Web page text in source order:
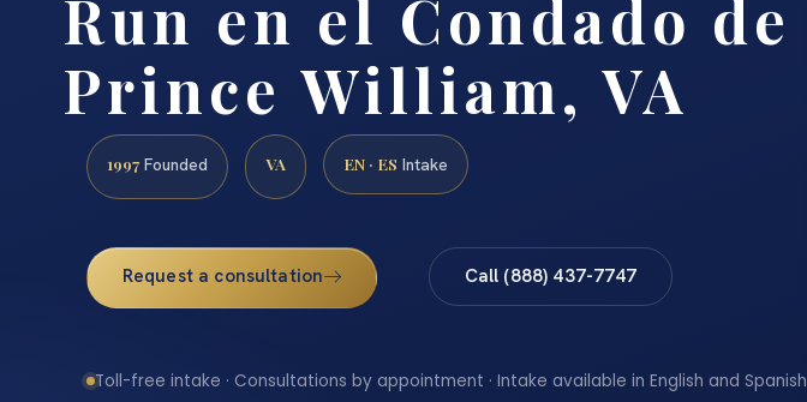
Run en el Condado de
Prince William, VA
1997 Founded VA EN · ES Intake
Request a consultation Call (888) 437-7747
Toll-free intake · Consultations by appointment · Intake available in English and Spanish